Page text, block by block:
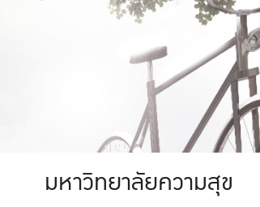
มหาวิทยาลัย
มหาวิทยาลัยความสุข